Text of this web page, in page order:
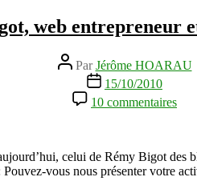
web entrepreneur
Auteur
de
l’article
ParJérôme HOARAU
Date
de
l’article
15/10/2010
10 commentaires
web
celui de Rémy Bigot
vous nous présenter votre